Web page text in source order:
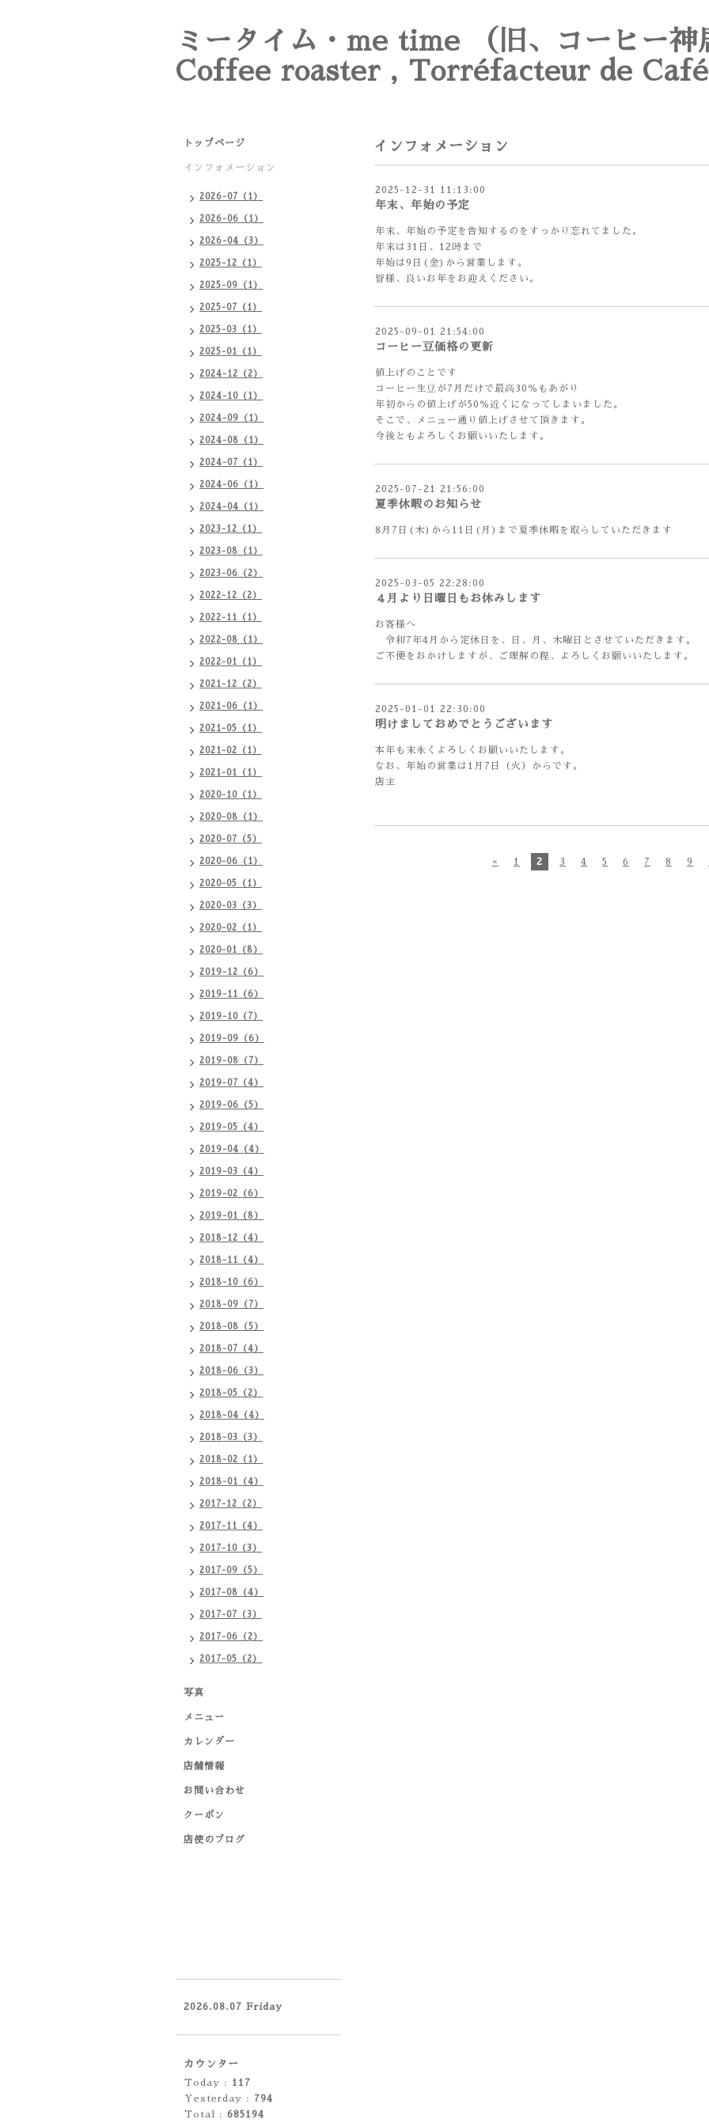
ミータイム・me time （旧、コーヒー神
Coffee roaster , Torréfacteur de Café
インフォメーション
2025-12-31 11:13:00
年末、年始の予定
年末、年始の予定を告知するのをすっかり忘れてました。
年末は31日、12時まで
年始は9日(金)から営業します。
皆様、良いお年をお迎えください。
2025-09-01 21:54:00
コーヒー豆価格の更新
値上げのことです
コーヒー生豆が7月だけで最高30％もあがり
年初からの値上げが50％近くになってしまいました。
そこで、メニュー通り値上げさせて頂きます。
今後ともよろしくお願いいたします。
2025-07-21 21:56:00
夏季休暇のお知らせ
8月7日(木)から11日(月)まで夏季休暇を取らしていただきます
2025-03-05 22:28:00
４月より日曜日もお休みします
お客様へ
令和7年4月から定休日を、日、月、木曜日とさせていただきます。
ご不便をおかけしますが、ご理解の程、よろしくお願いいたします。
2025-01-01 22:30:00
明けましておめでとうございます
本年も末永くよろしくお願いいたします。
なお、年始の営業は1月7日（火）からです。
店主
« 1 2 3 4 5 6 7 8 9
トップページ
インフォメーション
2026-07（1）
2026-06（1）
2026-04（3）
2025-12（1）
2025-09（1）
2025-07（1）
2025-03（1）
2025-01（1）
2024-12（2）
2024-10（1）
2024-09（1）
2024-08（1）
2024-07（1）
2024-06（1）
2024-04（1）
2023-12（1）
2023-08（1）
2023-06（2）
2022-12（2）
2022-11（1）
2022-08（1）
2022-01（1）
2021-12（2）
2021-06（1）
2021-05（1）
2021-02（1）
2021-01（1）
2020-10（1）
2020-08（1）
2020-07（5）
2020-06（1）
2020-05（1）
2020-03（3）
2020-02（1）
2020-01（8）
2019-12（6）
2019-11（6）
2019-10（7）
2019-09（6）
2019-08（7）
2019-07（4）
2019-06（5）
2019-05（4）
2019-04（4）
2019-03（4）
2019-02（6）
2019-01（8）
2018-12（4）
2018-11（4）
2018-10（6）
2018-09（7）
2018-08（5）
2018-07（4）
2018-06（3）
2018-05（2）
2018-04（4）
2018-03（3）
2018-02（1）
2018-01（4）
2017-12（2）
2017-11（4）
2017-10（3）
2017-09（5）
2017-08（4）
2017-07（3）
2017-06（2）
2017-05（2）
写真
メニュー
カレンダー
店舗情報
お問い合わせ
クーポン
店使のブログ
2026.08.07 Friday
カウンター
Today : 117
Yesterday : 794
Total : 685194